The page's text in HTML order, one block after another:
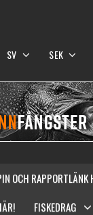
SV SEK
OCH RAPPORTLÄNK
FISKEDRAG